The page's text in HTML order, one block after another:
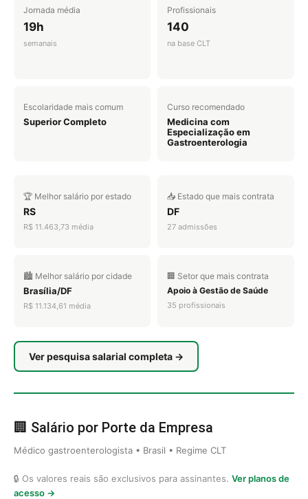
Jornada média
19h
semanais
Profissionais
140
na base CLT
Escolaridade mais comum
Superior Completo
Curso recomendado
Medicina com
Especialização em
Gastroenterologia
🏆 Melhor salário por estado
RS
R$ 11.463,73 média
📥 Estado que mais contrata
DF
27 admissões
🏙️ Melhor salário por cidade
Brasília/DF
R$ 11.134,61 média
🏢 Setor que mais contrata
Apoio à Gestão de Saúde
35 profissionais
Ver pesquisa salarial completa →
🏢 Salário por Porte da Empresa
Médico gastroenterologista • Brasil • Regime CLT
🔒 Os valores reais são exclusivos para assinantes. Ver planos de
acesso →